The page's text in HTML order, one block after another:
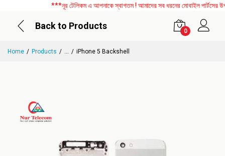
***নূর টেলিকম এ আপনাকে স্বাগতম ! আমাদের সব ধরনের মোবাইল পার্টসের
Back to Products
0
Home Products ... iPhone 5 Backshell